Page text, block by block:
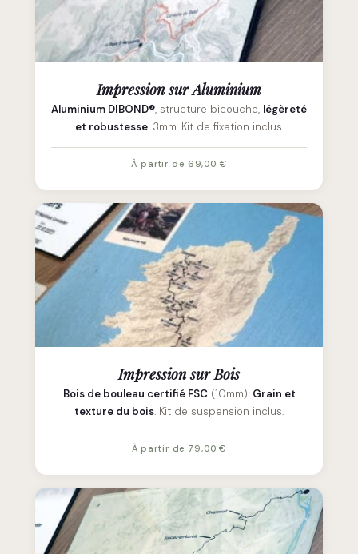
Impression sur Aluminium
Aluminium DIBOND®, structure bicouche, légèreté
et robustesse. 3mm. Kit de fixation inclus.
À partir de 69,00 €
Impression sur Bois
Bois de bouleau certifié FSC(10mm). Grain et
texture du bois. Kit de suspension inclus.
À partir de 79,00 €